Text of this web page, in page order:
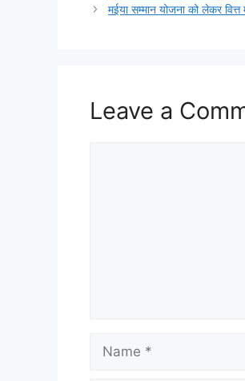
मईया सम्मान योजना को लेकर
Leave a